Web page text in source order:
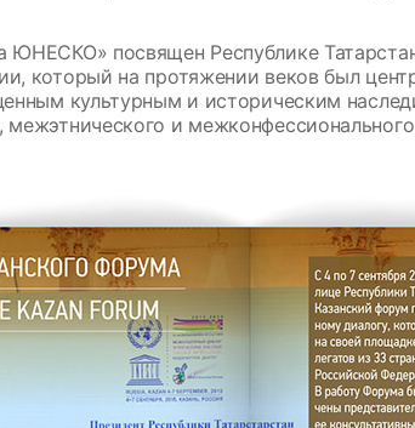
ЮНЕСКО» посвящен Республике
который на протяжении веков был
культурным и историческим
и